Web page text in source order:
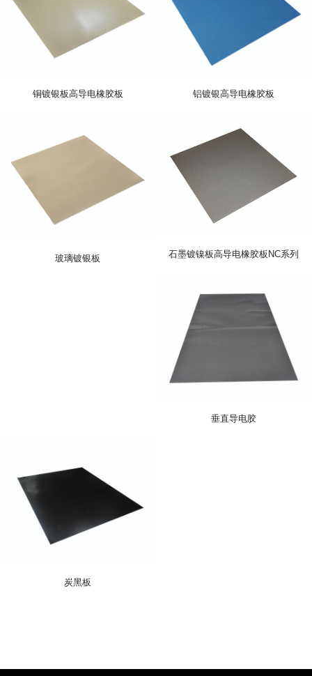
铜镀银板高导电橡胶板 铝镀银高导电橡胶板
玻璃镀银板 石墨镀镍板高导电橡胶板NC系列
垂直导电胶
炭黑板